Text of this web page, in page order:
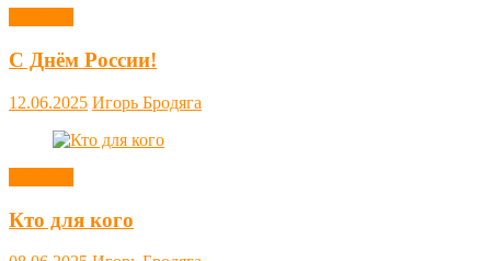
С Днём России!
12.06.2025 Игорь Бродяга
Кто для кого